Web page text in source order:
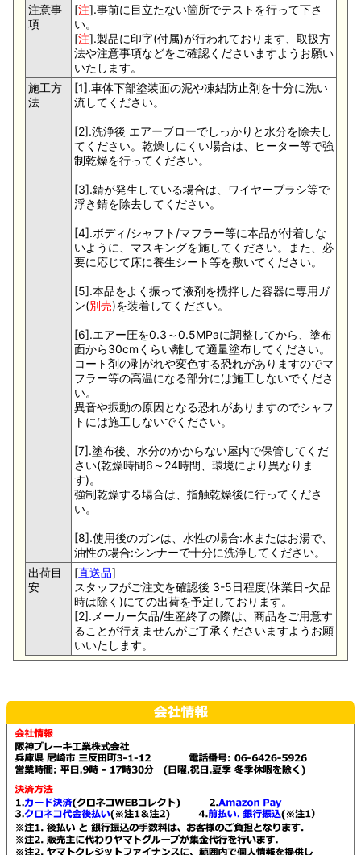
注意事
項
[注].事前に目立たない箇所でテストを行って下さ
い。
[注].製品に印字(付属)が行われております、取扱方
法や注意事項などをご確認くださいますようお願い
いたします。
施工方
法
[1].車体下部塗装面の泥や凍結防止剤を十分に洗い
流してください。
[2].洗浄後 エアーブローでしっかりと水分を除去し
てください。乾燥しにくい場合は、ヒーター等で強
制乾燥を行ってください。
[3].錆が発生している場合は、ワイヤーブラシ等で
浮き錆を除去してください。
[4].ボディ/シャフト/マフラー等に本品が付着しな
いように、マスキングを施してください。また、必
要に応じて床に養生シート等を敷いてください。
[5].本品をよく振って液剤を攪拌した容器に専用ガ
ン(別売)を装着してください。
[6].エアー圧を0.3～0.5MPaに調整してから、塗布
面から30cmくらい離して適量塗布してください。
コート剤の剥がれや変色する恐れがありますのでマ
フラー等の高温になる部分には施工しないでくださ
い。
異音や振動の原因となる恐れがありますのでシャフ
トには施工しないでください。
[7].塗布後、水分のかからない屋内で保管してくだ
さい(乾燥時間6～24時間、環境により異なりま
す)。
強制乾燥する場合は、指触乾燥後に行ってくださ
い。
[8].使用後のガンは、水性の場合:水またはお湯で、
油性の場合:シンナーで十分に洗浄してください。
出荷目
安
[直送品]
スタッフがご注文を確認後 3-5日程度(休業日-欠品
時は除く)にての出荷を予定しております。
[2].メーカー欠品/生産終了の際は、商品をご用意す
ることが行えませんがご了承くださいますようお願
いいたします。